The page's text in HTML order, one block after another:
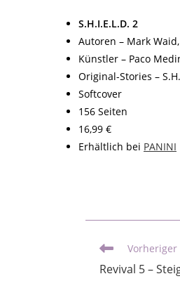
S.H.I.E.L.D. 2
Autoren – Mark
Künstler – Paco
Original-Stories –
Softcover
156 Seiten
16,99 €
Erhältlich bei PANINI
Vorheriger
Revival 5 –